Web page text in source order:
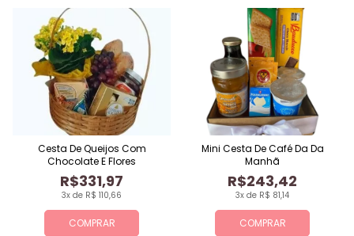
COMPRAR
3x de R$ 110,66
R$331,97
Cesta De Queijos Com
Chocolate E Flores
COMPRAR
3x de R$ 81,14
R$243,42
Mini Cesta De Café Da Da
Manhã